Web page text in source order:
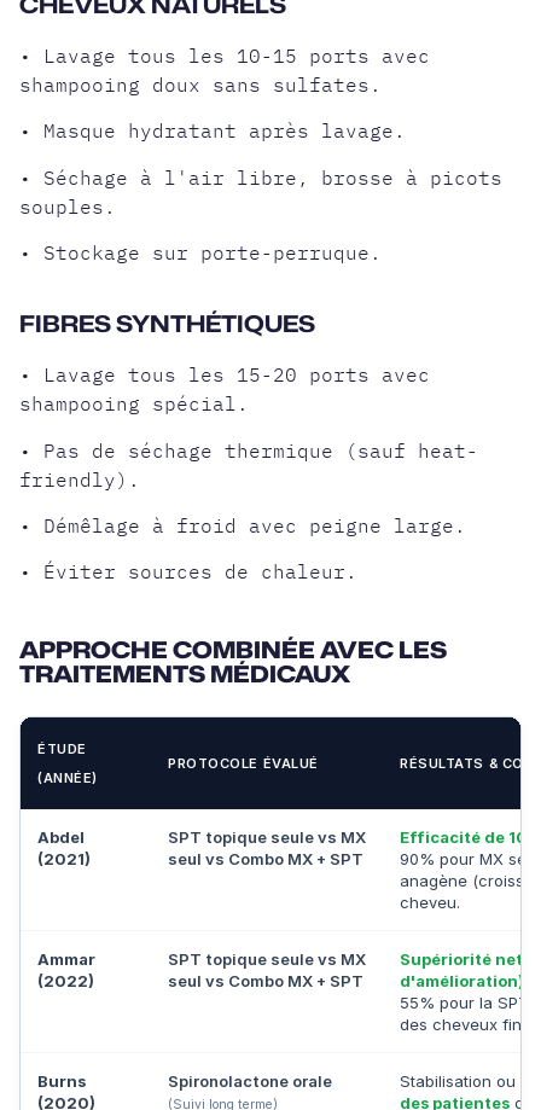
• Lavage tous les 10-15 ports avec
shampooing doux sans sulfates.
• Masque hydratant après lavage.
• Séchage à l'air libre, brosse à picots
souples.
• Stockage sur porte-perruque.
FIBRES SYNTHÉTIQUES
• Lavage tous les 15-20 ports avec
shampooing spécial.
• Pas de séchage thermique (sauf heat-
friendly).
• Démêlage à froid avec peigne large.
• Éviter sources de chaleur.
APPROCHE COMBINÉE AVEC LES
TRAITEMENTS MÉDICAUX
ÉTUDE
(ANNÉE)
PROTOCOLE ÉVALUÉ RÉSULTATS &
Abdel
(2021)
SPT topique seule vs MX
seul vs Combo MX + SPT
Efficacité de 100
90% pour MX
anagène
cheveu.
Ammar
(2022)
SPT topique seule vs MX
seul vs Combo MX + SPT
Supériorité
d'amélioration)
55% pour la SPT
des cheveux fins.
Burns
(2020)
Spironolactone orale
(Suivi long terme)
Stabilisation ou
des patientes